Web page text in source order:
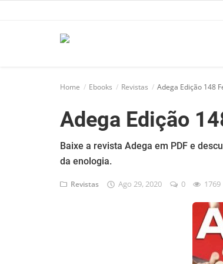
Home Ebooks Revistas Adega Edição 148
Adega Edição
Baixe a revista Adega em PDF e
da enologia.
Revistas Ago 29, 2020 0 1769